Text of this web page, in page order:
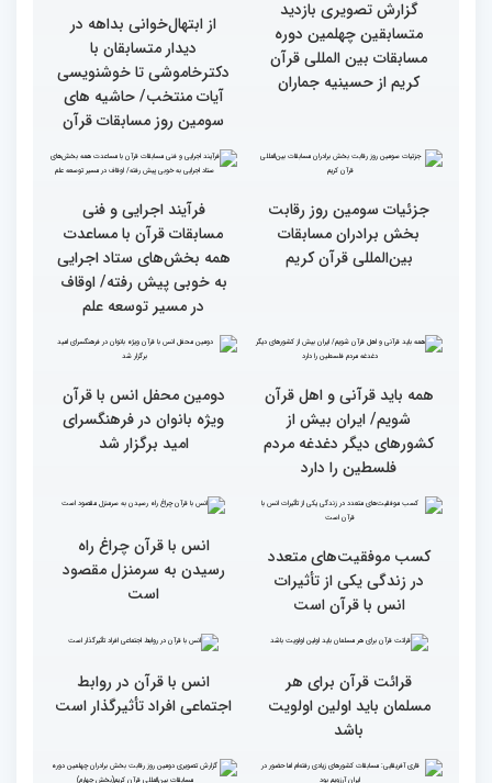
گزارش تصویری دومین روز
رقابت بخش بانوان چهلمین
دوره مسابقات بین المللی
قرآن کریم (بخش دوم)
گزارش تصویری دومین روز
رقابت بخش بانوان چهلمین
دوره مسابقات بین المللی
قرآن کریم (بخش اول)
گزارش تصویری بازدید
متسابقین چهلمین دوره
مسابقات بین المللی قرآن
کریم از حسینیه جماران
دیدار متسابقان با
دکترخاموشی تا خوشنویسی
آیات منتخب/ حاشیه های
سومین روز مسابقات قرآن
بخش برادران مسابقات
بین‌المللی قرآن کریم
مسابقات قرآن با مساعدت
همه بخش‌های ستاد اجرایی
به خوبی پیش رفته/ اوقاف
همه باید قرآنی و اهل قرآن
شویم/ ایران بیش از
کشورهای دیگر دغدغه مردم
فلسطین را دارد
دومین محفل انس با قرآن
ویژه بانوان در فرهنگسرای
کسب موفقیت‌های متعدد
در زندگی یکی از تأثیرات
انس با قرآن است
انس با قرآن چراغ راه
است